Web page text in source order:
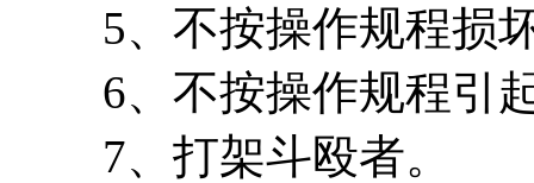
5、不按操作规程损坏
6、不按操作规程引
7、打架斗殴者。